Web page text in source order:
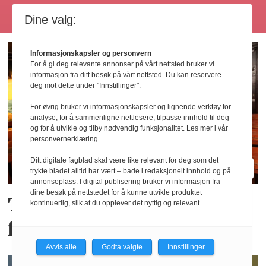
Tror de «brune» pubene
får en ny renessanse
Dine valg:
Informasjonskapsler og personvern
For å gi deg relevante annonser på vårt nettsted bruker vi
informasjon fra ditt besøk på vårt nettsted. Du kan reservere
deg mot dette under "Innstillinger".
For øvrig bruker vi informasjonskapsler og lignende verktøy for
analyse, for å sammenligne nettlesere, tilpasse innhold til deg
og for å utvikle og tilby nødvendig funksjonalitet. Les mer i vår
personvernerklæring.
Ditt digitale fagblad skal være like relevant for deg som det
trykte bladet alltid har vært – bade i redaksjonelt innhold og på
annonseplass. I digital publisering bruker vi informasjon fra
dine besøk på nettstedet for å kunne utvikle produktet
kontinuerlig, slik at du opplever det nyttig og relevant.
Avvis alle Godta valgte Innstillinger